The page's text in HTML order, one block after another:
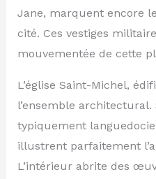
Jane, marquent encore
cité. Ces vestiges
mouvementée de cette
L’église Saint-Michel,
l’ensemble
typiquement
illustrent parfaitement
L’intérieur abrite des